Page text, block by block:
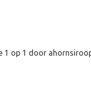
1 op 1 door